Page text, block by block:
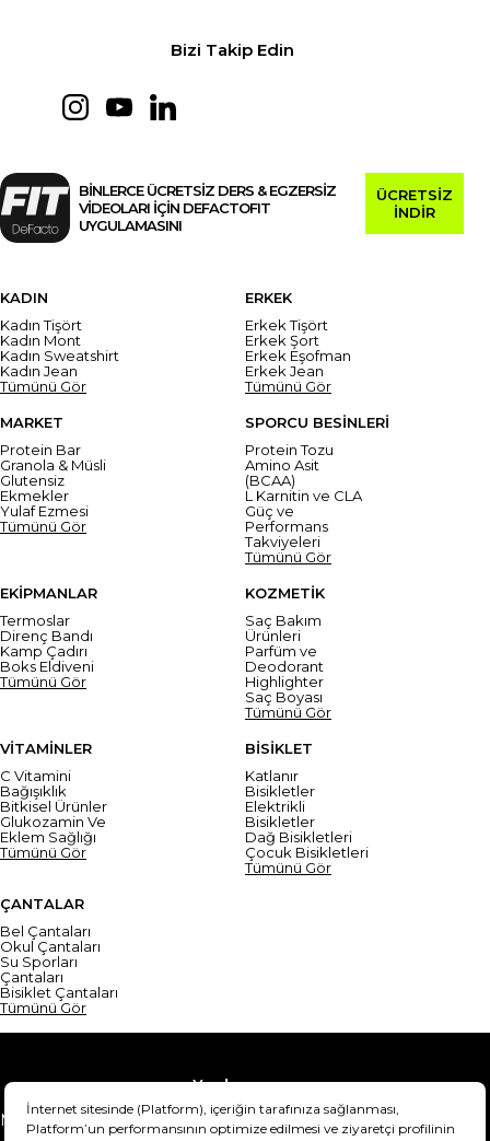
Bizi Takip Edin
BİNLERCE ÜCRETSİZ DERS & EGZERSİZ
VİDEOLARI İÇİN DEFACTOFIT
UYGULAMASINI
ÜCRETSİZ
İNDİR
KADIN
Kadın Tişört
Kadın Mont
Kadın Sweatshirt
Kadın Jean
Tümünü Gör
ERKEK
Erkek Tişört
Erkek Şort
Erkek Eşofman
Erkek Jean
Tümünü Gör
MARKET
Protein Bar
Granola & Müsli
Glutensiz
Ekmekler
Yulaf Ezmesi
Tümünü Gör
SPORCU BESİNLERİ
Protein Tozu
Amino Asit
(BCAA)
L Karnitin ve CLA
Güç ve
Performans
Takviyeleri
Tümünü Gör
EKİPMANLAR
Termoslar
Direnç Bandı
Kamp Çadırı
Boks Eldiveni
Tümünü Gör
KOZMETİK
Saç Bakım
Ürünleri
Parfüm ve
Deodorant
Highlighter
Saç Boyası
Tümünü Gör
VİTAMİNLER
C Vitamini
Bağışıklık
Bitkisel Ürünler
Glukozamin Ve
Eklem Sağlığı
Tümünü Gör
BİSİKLET
Katlanır
Bisikletler
Elektrikli
Bisikletler
Dağ Bisikletleri
Çocuk Bisikletleri
Tümünü Gör
ÇANTALAR
Bel Çantaları
Okul Çantaları
Su Sporları
Çantaları
Bisiklet Çantaları
Tümünü Gör
Yardım
Mesafeli Satış Sözleşmesi
Teslimat Bilgisi